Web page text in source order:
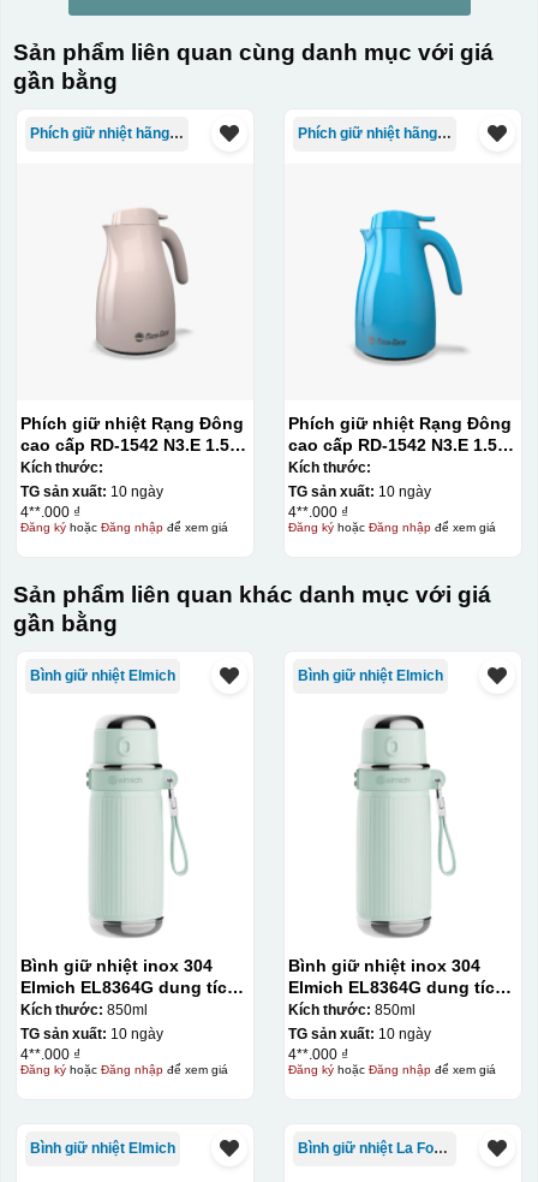
Sản phẩm liên quan cùng danh mục với giá
gần bằng
Phích giữ nhiệt hãng Rạng Đông
Phích giữ nhiệt Rạng Đông
cao cấp RD-1542 N3.E 1.5L
– màu hồng
Kích thước:
TG sản xuất: 10 ngày
4**.000 ₫
Đăng kýhoặc Đăng nhậpđể xem giá
Phích giữ nhiệt hãng Rạng Đông
Phích giữ nhiệt Rạng Đông
cao cấp RD-1542 N3.E 1.5L
– màu xanh dương
Kích thước:
TG sản xuất: 10 ngày
4**.000 ₫
Đăng kýhoặc Đăng nhậpđể xem giá
Sản phẩm liên quan khác danh mục với giá
gần bằng
Bình giữ nhiệt Elmich
Bình giữ nhiệt inox 304
Elmich EL8364G dung tích
850ml
Kích thước: 850ml
TG sản xuất: 10 ngày
4**.000 ₫
Đăng kýhoặc Đăng nhậpđể xem giá
Bình giữ nhiệt Elmich
Bình giữ nhiệt inox 304
Elmich EL8364G dung tích
850ml
Kích thước: 850ml
TG sản xuất: 10 ngày
4**.000 ₫
Đăng kýhoặc Đăng nhậpđể xem giá
Bình giữ nhiệt Elmich Bình giữ nhiệt La Fonte